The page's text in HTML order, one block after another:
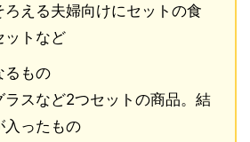
ろえる夫婦向けにセットの食
ットなど
るもの
ラスなど2つセットの商品。結
入ったもの